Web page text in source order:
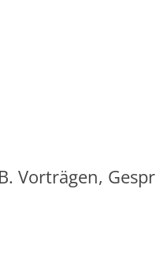
Vorträgen,